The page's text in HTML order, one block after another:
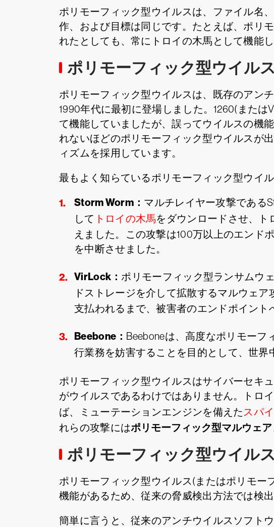
ポリモーフィック型ウイルスは、ファイル名
作、および目標は同じです。たとえば、ポリ
れたとしても、常にトロイの木馬として機能し
ポリモーフィック型ウイル
ポリモーフィック型ウイルスは、既存のアン
1990年代に最初に登場しました。1260(また
て機能していましたが、誤ってウイルスの機
れないほどのポリモーフィック型ウイルスが
ィズムを採用しています。
最もよく知らているポリモーフィック型ウイ
Storm Worm： マルチレイヤー攻撃である
して トロイの木馬をダウンロードさせ、ト
えました。この攻撃は100万以上のエンド
を中断させました。
VirLock： ポリモーフィック型ランサムウ
ドストレージを介して拡散するマルウェ
支払われるまで、被害者のエンドポイント
Beebone： Beeboneは、高度なポリモー
行業務を妨害することを目的として、世
ポリモーフィック型ウイルスはサイバーセキ
がウイルスであるわけではありません。トロ
ば、ミューテーションエンジンを備えた スパ
れらの攻撃にはポリモーフィック型マルウェア
ポリモーフィック型ウイル
ポリモーフィック型ウイルス(またはポリモ
機能があるため、従来の脅威検出方法では検
簡単に言うと、従来のアンチウイルスソフト